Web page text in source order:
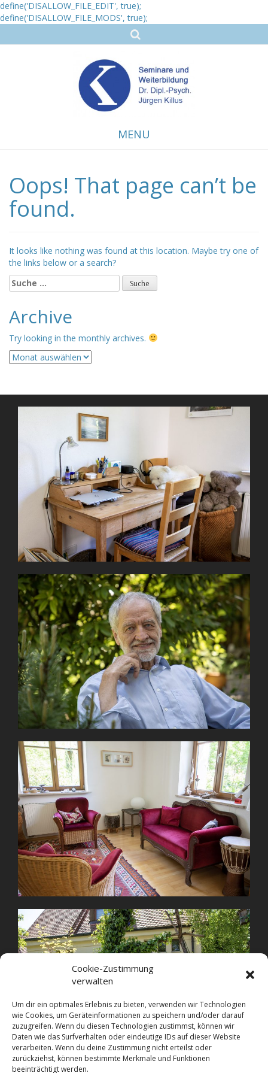
Cookie-Zustimmung
verwalten
Um dir ein optimales Erlebnis zu bieten, verwenden wir Technologien
wie Cookies, um Geräteinformationen zu speichern und/oder darauf
zuzugreifen. Wenn du diesen Technologien zustimmst, können wir
Daten wie das Surfverhalten oder eindeutige IDs auf dieser Website
verarbeiten. Wenn du deine Zustimmung nicht erteilst oder
zurückziehst, können bestimmte Merkmale und Funktionen
beeinträchtigt werden.
define('DISALLOW_FILE_EDIT', true);
define('DISALLOW_FILE_MODS', true);
MENU
to
content
Oops! That page can’t be
found.
It looks like nothing was found at this location. Maybe try one of
the links below or a search?
Suche
nach:
Archive
Try looking in the monthly archives.
Archive